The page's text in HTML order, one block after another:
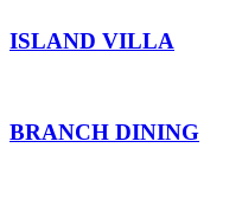
ISLAND VILLA
BRANCH DINING